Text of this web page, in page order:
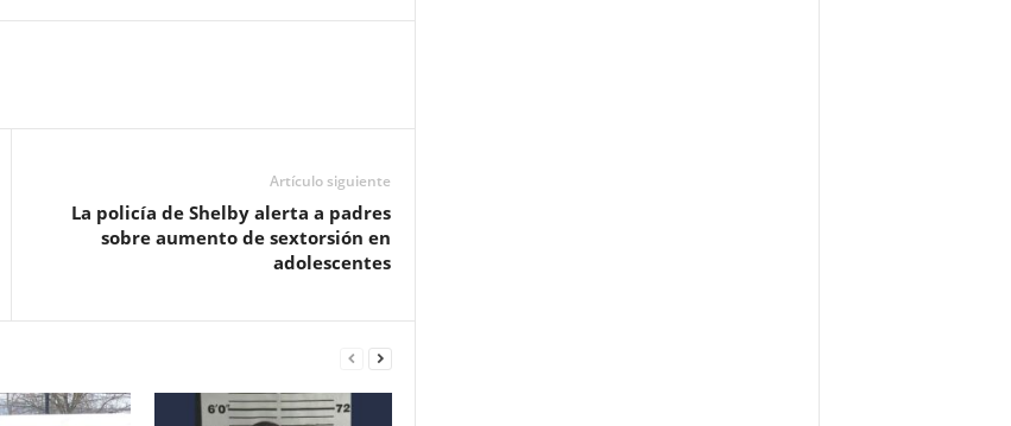
Artículo siguiente
La policía de Shelby alerta a padres
sobre aumento de sextorsión en
adolescentes